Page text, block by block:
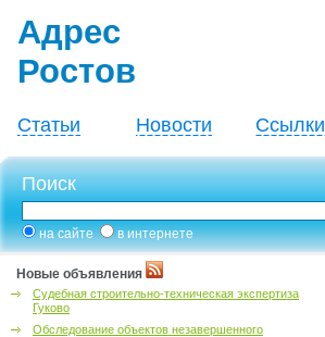
Адрес
Ростов
Статьи Новости Ссылки
Поиск
на сайте в интернете
Новые объявления
Судебная строительно-техническая экспертиза
Гуково
Обследование объектов незавершенного